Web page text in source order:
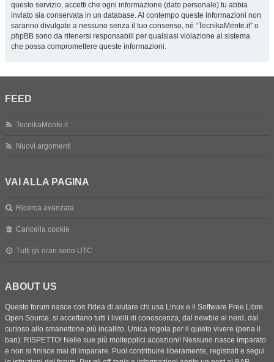
questo servizio, accetti che ogni informazione (dato personale) tu abbia
inviato sia conservata in un database. Al contempo queste informazioni non
saranno divulgate a nessuno senza il tuo consenso, né “TecnikaMente.it” o
phpBB sono da ritenersi responsabili per qualsiasi violazione al sistema
che possa compromettere queste informazioni.
FEED
TecnikaMente.it
Nuovi argomenti
VAI ALLA PAGINA
Ricerca avanzata
Cancella cookie
Tutti gli orari sono UTC
ABOUT US
Questo forum nasce con l'idea di aiutare chi usa Linux e il Software Free Libre
Open Source, si accettano tutti i livelli di conoscenza, dal newbie al nerd, dal
curioso allo smanettone più incallito. Unica regola per il quieto vivere (pena il
ban): RISPETTO! Nelle sue più moltepplici accezioni! Nessuno nasce imparato
e non si finisce mai di imparare. Puoi contribuire liberamente, registrati e segui